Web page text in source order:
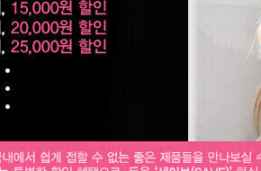
사이즈별 찾기
S(Small)
M(Medium)